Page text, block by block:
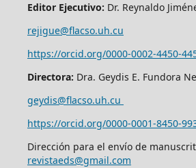
Editor Ejecutivo: Dr. Reynaldo
rejigue@flacso.uh.cu
https://orcid.org/0000-0002-4450-
Directora: Dra. Geydis E. Fundora
geydis@flacso.uh.cu
https://orcid.org/0000-0001-8450-
Dirección para el envío de
revistaeds@gmail.com